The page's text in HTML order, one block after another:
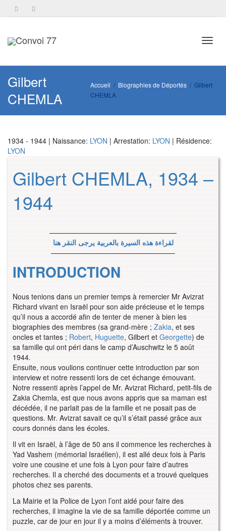
Gilbert
CHEMLA
Accueil Biographies de Déportés
Gilbert
CHEMLA
1934 - 1944 | Naissance: LYON | Arrestation: LYON | Résidence:
LYON
Gilbert CHEMLA, 1934 –
1944
——————————————————
لقراءة هذه السيرة بالعربية يرجى النقر هنا
—————————————————–
INTRODUCTION
Nous tenions dans un premier temps à remercier Mr Avizrat
Richard vivant en Israël pour son aide précieuse et le temps
qu’il nous a accordé afin de tenter de mener à bien les
biographies des membres (sa grand-mère ; Zakia, et ses
oncles et tantes ; Robert, Huguette, Gilbert et Georgette) de
sa famille qui ont péri dans le camp d’Auschwitz le 5 août
1944.
Ensuite, nous voulions continuer cette introduction par son
interview et notre ressenti lors de cet échange émouvant.
Notre ressenti après l’appel de Mr. Avizrat Richard, petit-fils de
Zakia Chemla, est que nous avons appris que sa maman est
décédée, il ne parlait pas de la famille et ne posait pas de
questions. Mr. Avizrat savait ce qu’il s’était passé grâce aux
cours donnés dans les écoles.
Il vit en Israël, à l’âge de 50 ans il commence les recherches à
Yad Vashem (mémorial Israélien), il est allé deux fois à Paris
voire une cousine et une fois à Lyon pour faire d’autres
recherches. Il a cherché des documents et a trouvé quelques
photos chez ses parents.
La Mairie et la Police de Lyon l’ont aidé pour faire des
recherches, il imagine la vie de sa famille déportée comme un
puzzle, car de jour en jour il y a moins d’éléments à trouver.